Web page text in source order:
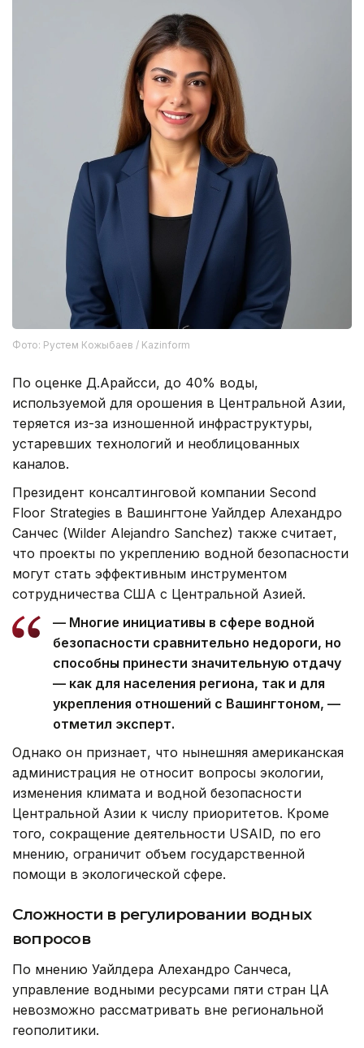
Фото: Рустем Кожыбаев / Kazinform
По оценке Д.Арайсси, до 40% воды,
используемой для орошения в Центральной Азии,
теряется из-за изношенной инфраструктуры,
устаревших технологий и необлицованных
каналов.
Президент консалтинговой компании Second
Floor Strategies в Вашингтоне Уайлдер Алехандро
Санчес (Wilder Alejandro Sanchez) также считает,
что проекты по укреплению водной безопасности
могут стать эффективным инструментом
сотрудничества США с Центральной Азией.
— Многие инициативы в сфере водной
безопасности сравнительно недороги, но
способны принести значительную отдачу
— как для населения региона, так и для
укрепления отношений с Вашингтоном, —
отметил эксперт.
Однако он признает, что нынешняя американская
администрация не относит вопросы экологии,
изменения климата и водной безопасности
Центральной Азии к числу приоритетов. Кроме
того, сокращение деятельности USAID, по его
мнению, ограничит объем государственной
помощи в экологической сфере.
Сложности в регулировании водных
вопросов
По мнению Уайлдера Алехандро Санчеса,
управление водными ресурсами пяти стран ЦА
невозможно рассматривать вне региональной
геополитики.